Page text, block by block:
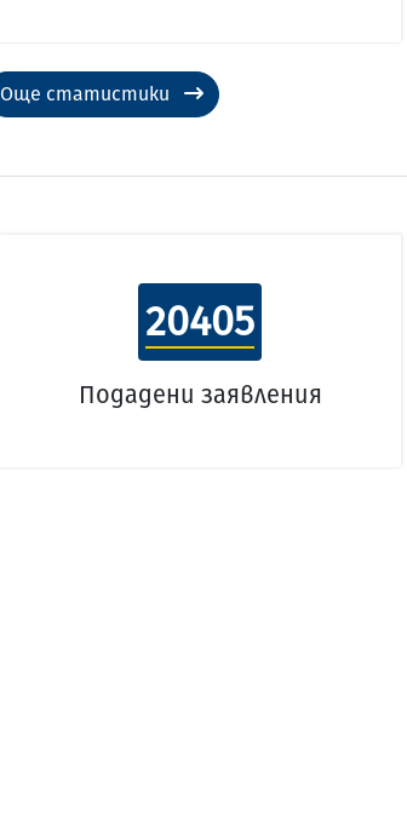
Още статистики
20405
Подадени заявления